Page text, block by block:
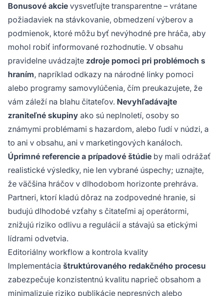
Bonusové akcie vysvetľujte transparentne – vrátane
požiadaviek na stávkovanie, obmedzení výberov a
podmienok, ktoré môžu byť nevýhodné pre hráča, aby
mohol robiť informované rozhodnutie. V obsahu
pravidelne uvádzajte zdroje pomoci pri problémoch s
hraním, napríklad odkazy na národné linky pomoci
alebo programy samovylúčenia, čím preukazujete, že
vám záleží na blahu čitateľov. Nevyhľadávajte
zraniteľné skupiny ako sú neplnoletí, osoby so
známymi problémami s hazardom, alebo ľudí v núdzi, a
to ani v obsahu, ani v marketingových kanáloch.
Úprimné referencie a prípadové štúdie by mali odrážať
realistické výsledky, nie len vybrané úspechy; uznajte,
že väčšina hráčov v dlhodobom horizonte prehráva.
Partneri, ktorí kladú dôraz na zodpovedné hranie, si
budujú dlhodobé vzťahy s čitateľmi aj operátormi,
znižujú riziko odlivu a regulácií a stávajú sa etickými
lídrami odvetvia.
Editoriálny workflow a kontrola kvality
Implementácia štruktúrovaného redakčného procesu
zabezpečuje konzistentnú kvalitu naprieč obsahom a
minimalizuje riziko publikácie nepresných alebo